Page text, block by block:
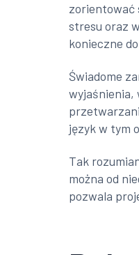
zorientować
stresu oraz
konieczne
Świadome
wyjaśnienia,
język w tym
Tak
można od
pozwala